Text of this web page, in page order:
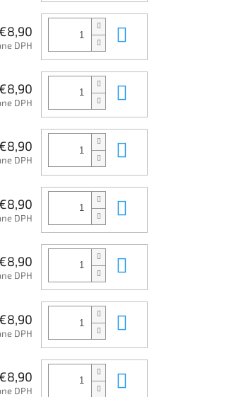
€8,90
DPH
€8,90
DPH
€8,90
DPH
€8,90
DPH
€8,90
DPH
€8,90
DPH
€8,90
DPH